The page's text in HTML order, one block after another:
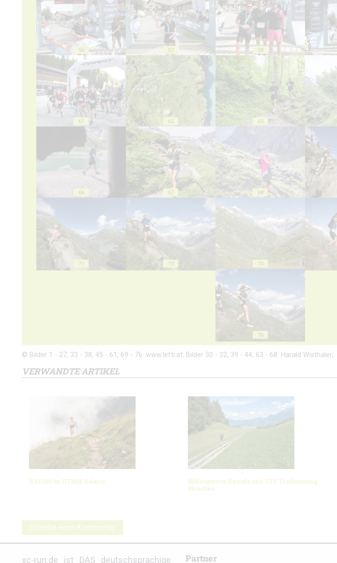
56 57 58
61 62 63
66 67 68
71 72 73
76
© Bilder 1 - 27, 33 - 38, 45 - 61, 69 - 76: www.lefti.at; Bilder 30 - 32, 39 - 44, 63 - 68: Harald Wisthaler;
VERWANDTE ARTIKEL
KAT100 by UTMB: Galerie
Bildergalerie Dynafit und OTF Trailrunning
Strecken
Schreibe einen Kommentar
xc-run.de ist DAS deutschsprachige Partner